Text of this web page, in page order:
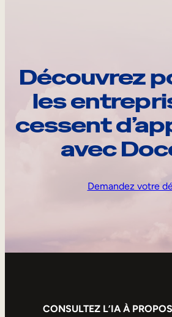
Découvrez
les
cessent
avec
Demandez votre
CONSULTEZ L’IA À